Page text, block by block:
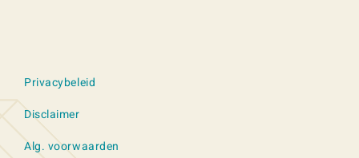
Privacybeleid
Disclaimer
Alg. voorwaarden